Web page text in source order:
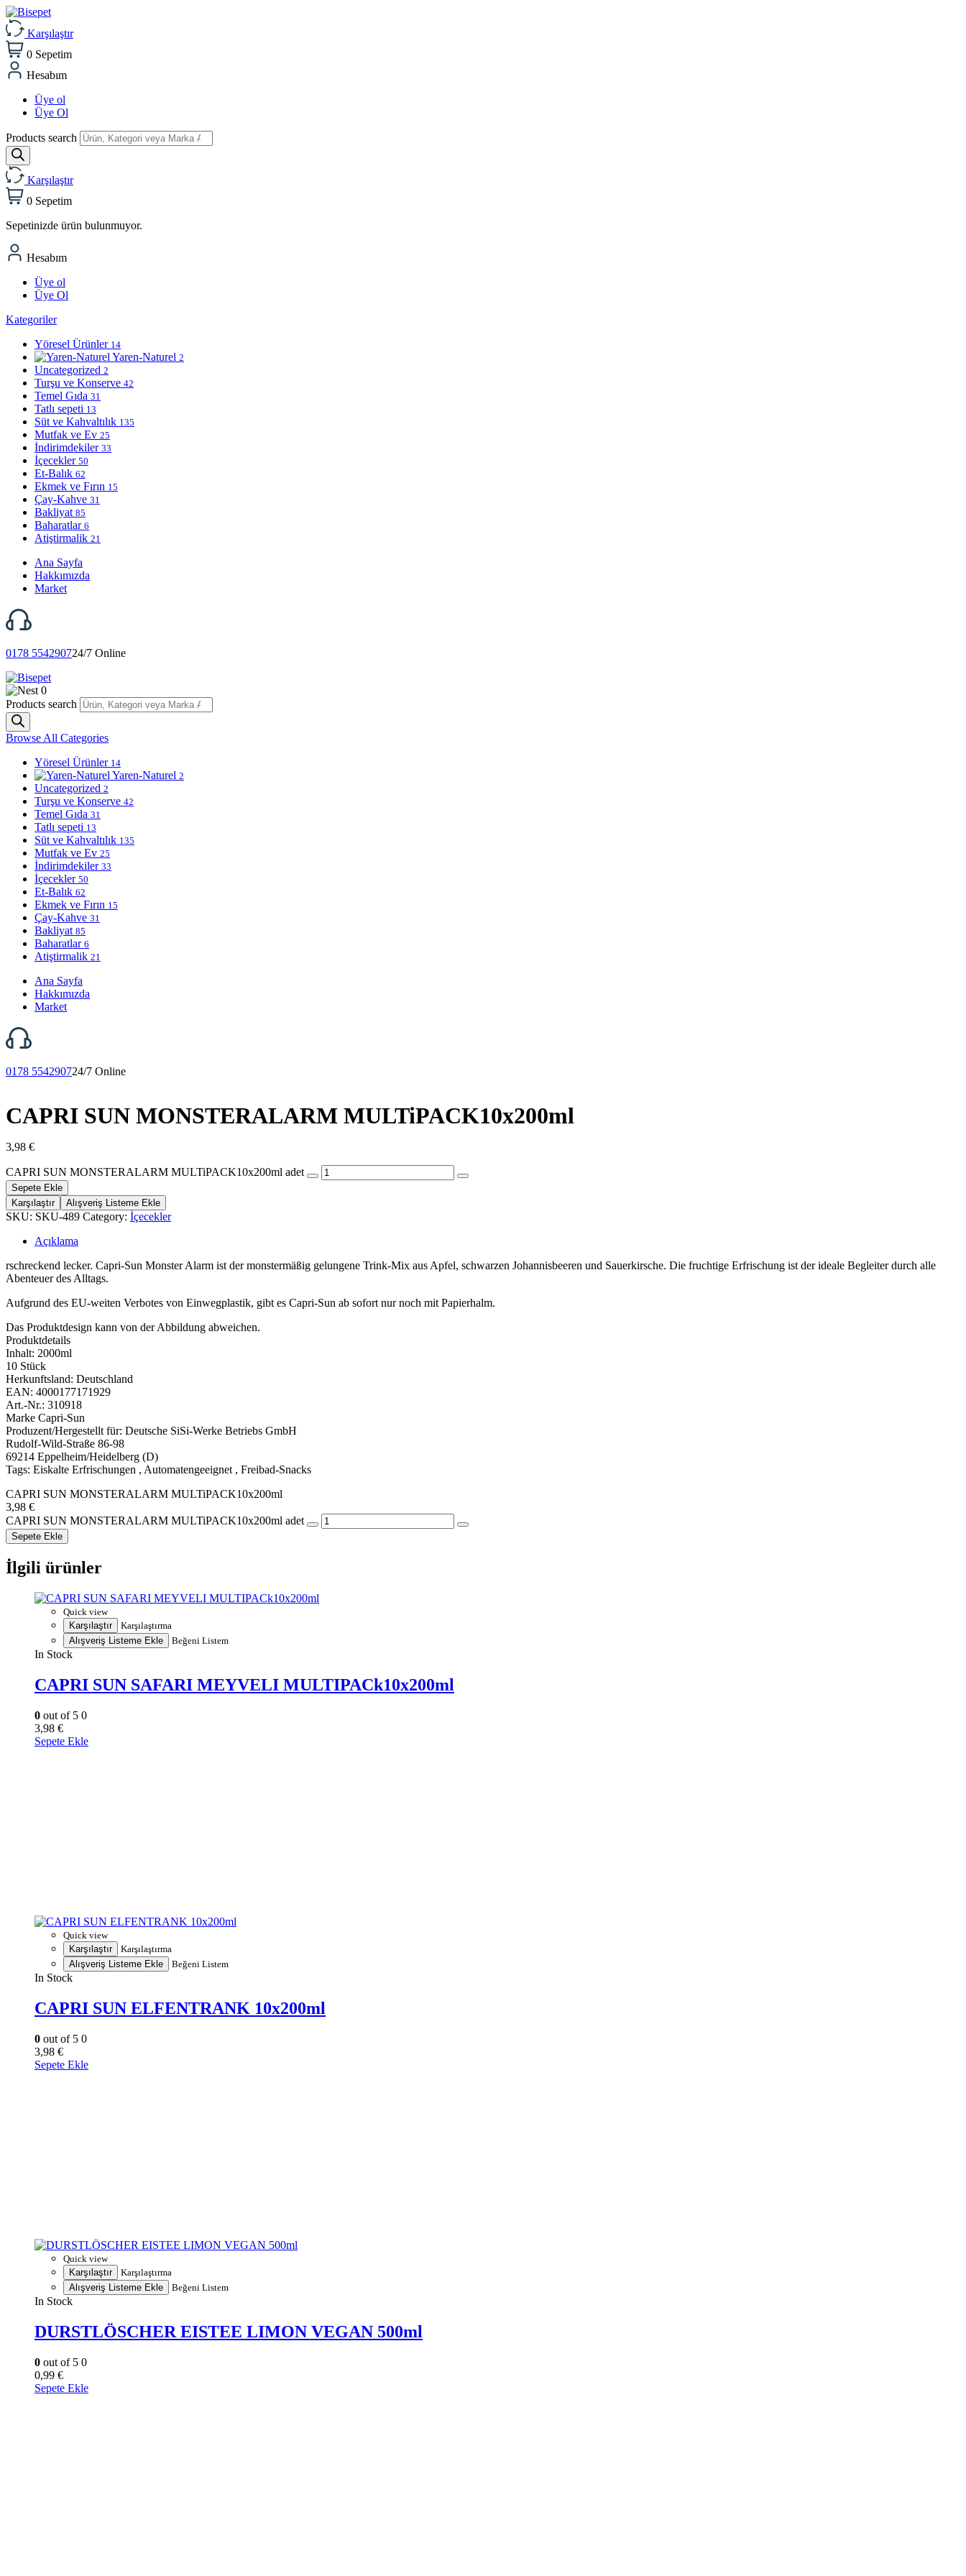
Karşılaştır
0 Sepetim
Hesabım
Üye ol
Üye Ol
Products search
Karşılaştır
0 Sepetim
Sepetinizde ürün bulunmuyor.
Hesabım
Üye ol
Üye Ol
Kategoriler
Yöresel Ürünler 14
Yaren-Naturel 2
Uncategorized 2
Turşu ve Konserve 42
Temel Gıda 31
Tatlı sepeti 13
Süt ve Kahvaltılık 135
Mutfak ve Ev 25
İndirimdekiler 33
İçecekler 50
Et-Balık 62
Ekmek ve Fırın 15
Çay-Kahve 31
Bakliyat 85
Baharatlar 6
Atiştirmalik 21
Ana Sayfa
Hakkımızda
Market
0178 554290724/7 Online
0
Products search
Browse All Categories
Yöresel Ürünler 14
Yaren-Naturel 2
Uncategorized 2
Turşu ve Konserve 42
Temel Gıda 31
Tatlı sepeti 13
Süt ve Kahvaltılık 135
Mutfak ve Ev 25
İndirimdekiler 33
İçecekler 50
Et-Balık 62
Ekmek ve Fırın 15
Çay-Kahve 31
Bakliyat 85
Baharatlar 6
Atiştirmalik 21
Ana Sayfa
Hakkımızda
Market
0178 554290724/7 Online
CAPRI SUN MONSTERALARM MULTiPACK10x200ml
3,98 €
CAPRI SUN MONSTERALARM MULTiPACK10x200ml adet
Sepete Ekle
Karşılaştır
Alışveriş Listeme Ekle
SKU: SKU-489 Category: İçecekler
Açıklama
rschreckend lecker. Capri-Sun Monster Alarm ist der monstermäßig gelungene Trink-Mix aus Apfel, schwarzen Johannisbeeren und Sauerkirsche. Die fruchtige Erfrischung ist der ideale Begleiter durch alle
Abenteuer des Alltags.
Aufgrund des EU-weiten Verbotes von Einwegplastik, gibt es Capri-Sun ab sofort nur noch mit Papierhalm.
Das Produktdesign kann von der Abbildung abweichen.
Produktdetails
Inhalt: 2000ml
10 Stück
Herkunftsland: Deutschland
EAN: 4000177171929
Art.-Nr.: 310918
Marke Capri-Sun
Produzent/Hergestellt für: Deutsche SiSi-Werke Betriebs GmbH
Rudolf-Wild-Straße 86-98
69214 Eppelheim/Heidelberg (D)
Tags: Eiskalte Erfrischungen , Automatengeeignet , Freibad-Snacks
CAPRI SUN MONSTERALARM MULTiPACK10x200ml
3,98 €
CAPRI SUN MONSTERALARM MULTiPACK10x200ml adet
Sepete Ekle
İlgili ürünler
Quick view
Karşılaştır
Karşılaştırma
Alışveriş Listeme Ekle
Beğeni Listem
In Stock
CAPRI SUN SAFARI MEYVELI MULTIPACk10x200ml
0 out of 5 0
3,98 €
Sepete Ekle
Quick view
Karşılaştır
Karşılaştırma
Alışveriş Listeme Ekle
Beğeni Listem
In Stock
CAPRI SUN ELFENTRANK 10x200ml
0 out of 5 0
3,98 €
Sepete Ekle
Quick view
Karşılaştır
Karşılaştırma
Alışveriş Listeme Ekle
Beğeni Listem
In Stock
DURSTLÖSCHER EISTEE LIMON VEGAN 500ml
0 out of 5 0
0,99 €
Sepete Ekle